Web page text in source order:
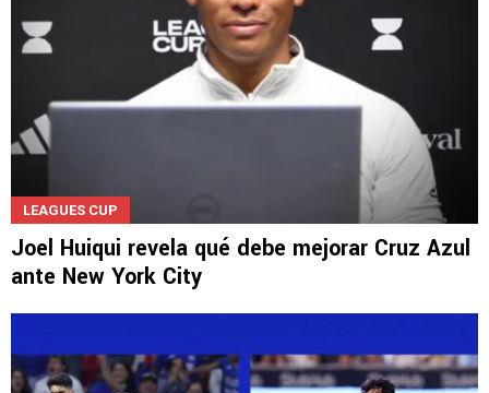
Joel Huiqui revela qué debe mejorar Cruz Azul
ante New York City